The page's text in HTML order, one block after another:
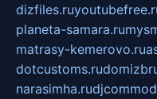
dizfiles.ru
planeta-samara.ru
matrasy-kemerovo.ru
dotcustoms.ru
narasimha.ru